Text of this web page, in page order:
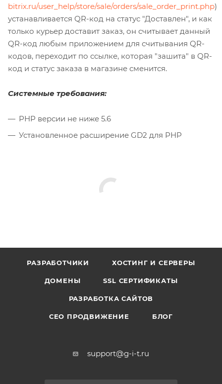
bitrix.ru/user_help/store/sale/orders/sale_order_print.php)
устанавливается QR-код на статус "Доставлен", и как
только курьер доставит заказ, он считывает данный
QR-код любым приложением для считывания QR-
кодов, переходит по ссылке, которая "зашита" в QR-
код и статус заказа в магазине сменится.
Системные требования:
PHP версии не ниже 5.6
Установленное расширение GD2 для PHP
РАЗРАБОТЧИКИ ХОСТИНГ И СЕРВЕРЫ
ДОМЕНЫ SSL СЕРТИФИКАТЫ
РАЗРАБОТКА САЙТОВ
СЕО ПРОДВИЖЕНИЕ БЛОГ
support@g-i-t.ru